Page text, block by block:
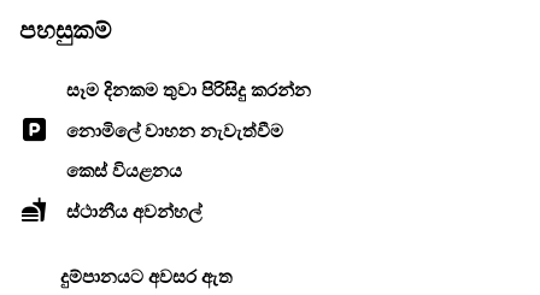
පහසුකම්
සෑම දිනකම තුවා පිරිසිදු කරන්න
නොමිලේ වාහන නැවැත්වීම
කෙස් වියළනය
ස්ථානීය අවන්හල්
දුම්පානයට අවසර ඇත